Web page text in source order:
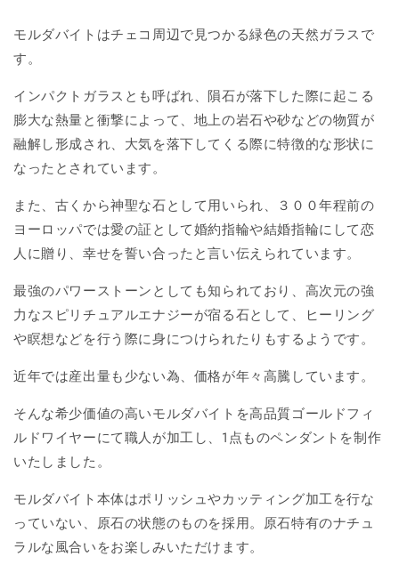
モルダバイトはチェコ周辺で見つかる緑色の天然ガラスで
す。
インパクトガラスとも呼ばれ、隕石が落下した際に起こる
膨大な熱量と衝撃によって、地上の岩石や砂などの物質が
融解し形成され、大気を落下してくる際に特徴的な形状に
なったとされています。
また、古くから神聖な石として用いられ、３００年程前の
ヨーロッパでは愛の証として婚約指輪や結婚指輪にして恋
人に贈り、幸せを誓い合ったと言い伝えられています。
最強のパワーストーンとしても知られており、高次元の強
力なスピリチュアルエナジーが宿る石として、ヒーリング
や瞑想などを行う際に身につけられたりもするようです。
近年では産出量も少ない為、価格が年々高騰しています。
そんな希少価値の高いモルダバイトを高品質ゴールドフィ
ルドワイヤーにて職人が加工し、1点ものペンダントを制作
いたしました。
モルダバイト本体はポリッシュやカッティング加工を行な
っていない、原石の状態のものを採用。原石特有のナチュ
ラルな風合いをお楽しみいただけます。